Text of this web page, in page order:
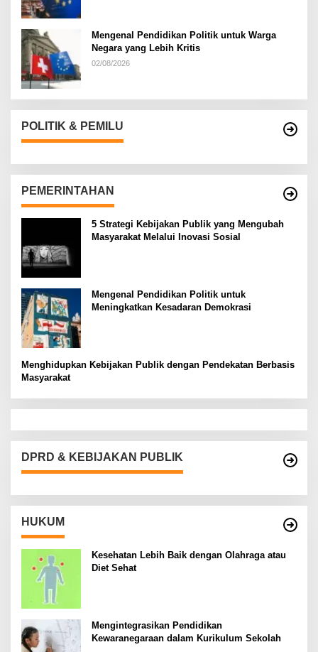
Mengenal Pendidikan Politik untuk Warga
Negara yang Lebih Kritis
02/08/2026
POLITIK & PEMILU
PEMERINTAHAN
5 Strategi Kebijakan Publik yang Mengubah
Masyarakat Melalui Inovasi Sosial
Mengenal Pendidikan Politik untuk
Meningkatkan Kesadaran Demokrasi
Menghidupkan Kebijakan Publik dengan Pendekatan Berbasis
Masyarakat
DPRD & KEBIJAKAN PUBLIK
HUKUM
Kesehatan Lebih Baik dengan Olahraga atau
Diet Sehat
Mengintegrasikan Pendidikan
Kewaranegaraan dalam Kurikulum Sekolah